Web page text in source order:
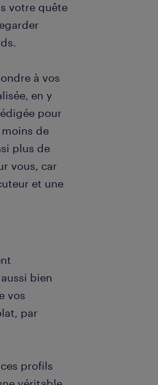
votre quête
à vos
en y
pour
de
plus de
vous, car
et une
bien
vos
par
profils